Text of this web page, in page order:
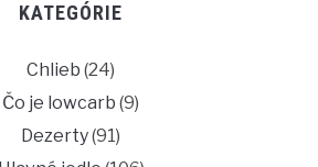
KATEGÓRIE
Chlieb (24)
Čo je lowcarb (9)
Dezerty(91)